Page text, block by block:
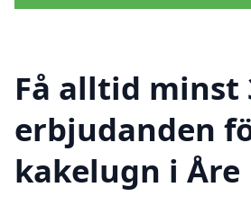
Få alltid minst
erbjudanden
kakelugn i Åre